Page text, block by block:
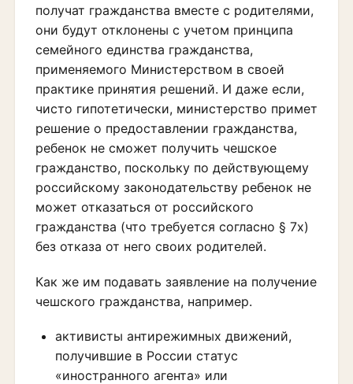
получат гражданства вместе с родителями,
они будут отклонены с учетом принципа
семейного единства гражданства,
применяемого Министерством в своей
практике принятия решений. И даже если,
чисто гипотетически, министерство примет
решение о предоставлении гражданства,
ребенок не сможет получить чешское
гражданство, поскольку по действующему
российскому законодательству ребенок не
может отказаться от российского
гражданства (что требуется согласно § 7x)
без отказа от него своих родителей.
Как же им подавать заявление на получение
чешского гражданства, например.
активисты антирежимных движений,
получившие в России статус
«иностранного агента» или